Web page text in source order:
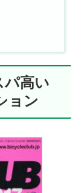
パ高い
ョン